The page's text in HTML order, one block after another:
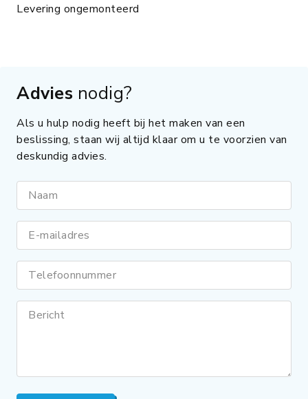
Levering ongemonteerd
Advies nodig?
Als u hulp nodig heeft bij het maken van een
beslissing, staan wij altijd klaar om u te voorzien van
deskundig advies.
Naam
E-mailadres
Telefoonnummer
Bericht